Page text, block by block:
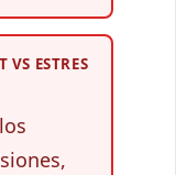
VS ESTRES